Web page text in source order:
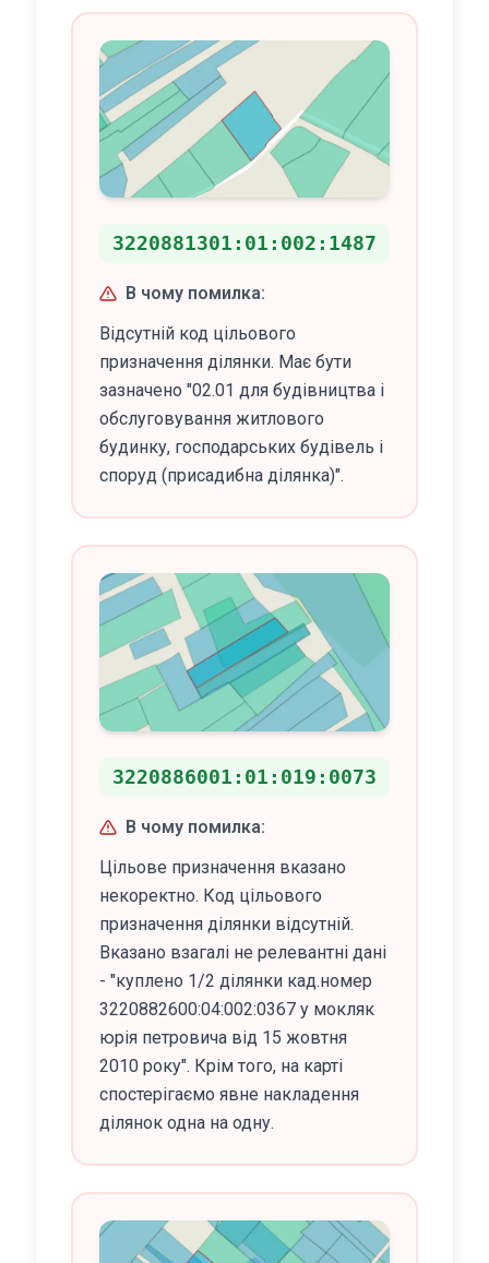
3220881301:01:002:1487
В чому помилка:
Відсутній код цільового
призначення ділянки. Має бути
зазначено "02.01 для будівництва і
обслуговування житлового
будинку, господарських будівель і
споруд (присадибна ділянка)".
3220886001:01:019:0073
В чому помилка:
Цільове призначення вказано
некоректно. Код цільового
призначення ділянки відсутній.
Вказано взагалі не релевантні дані
- "куплено 1/2 ділянки кад.номер
3220882600:04:002:0367 у мокляк
юрія петровича від 15 жовтня
2010 року". Крім того, на карті
спостерігаємо явне накладення
ділянок одна на одну.